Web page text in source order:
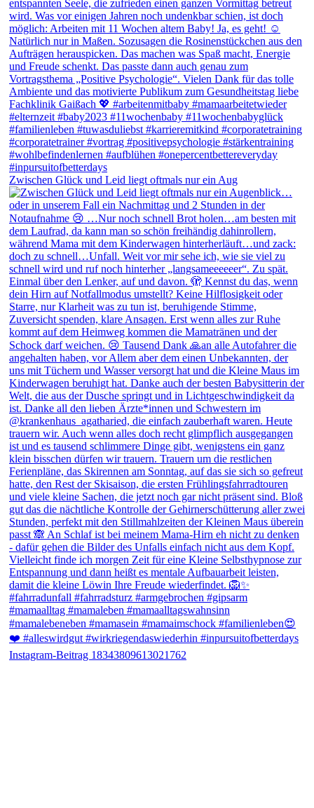
Zwischen Glück und Leid liegt oftmals nur ein Aug
Instagram-Beitrag 18343809613021762